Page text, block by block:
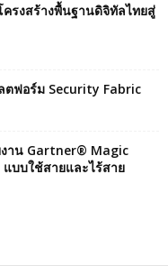
ครงสร้างพื้นฐานดิจิทัลไทยสู่
ตฟอร์ม Security Fabric
งาน Gartner® Magic
บบใช้สายและไร้สาย